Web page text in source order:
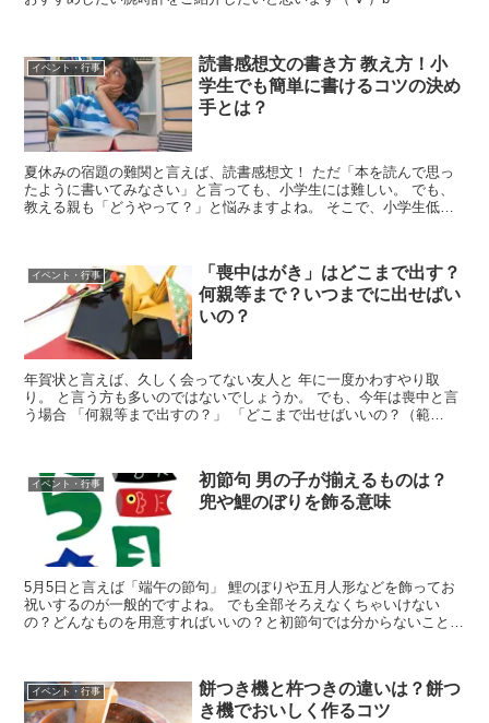
イベント・行事
読書感想文の書き方 教え方！小
学生でも簡単に書けるコツの決め
手とは？
夏休みの宿題の難関と言えば、読書感想文！ ただ「本を読んで思っ
たように書いてみなさい」と言っても、小学生には難しい。 でも、
教える親も「どうやって？」と悩みますよね。 そこで、小学生低学
イベント・行事
「喪中はがき」はどこまで出す？
何親等まで？いつまでに出せばい
いの？
年賀状と言えば、久しく会ってない友人と 年に一度かわすやり取
り。 と言う方も多いのではないでしょうか。 でも、今年は喪中と言
う場合 「何親等まで出すの？」 「どこまで出せばいいの？（範
イベント・行事
初節句 男の子が揃えるものは？
兜や鯉のぼりを飾る意味
5月5日と言えば「端午の節句」 鯉のぼりや五月人形などを飾ってお
祝いするのが一般的ですよね。 でも全部そろえなくちゃいけない
の？どんなものを用意すればいいの？と初節句では分からないことば
イベント・行事
餅つき機と杵つきの違いは？餅つ
き機でおいしく作るコツ